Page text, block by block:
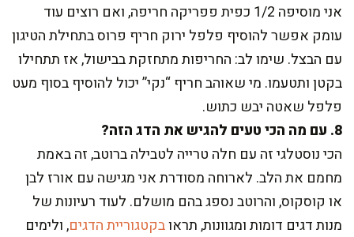
אני מוסיפה 1/2 כפית פפריקה חריפה, ואם רוצים עוד
עומק אפשר להוסיף פלפל ירוק חריף פרוס בתחילת הטיגון
עם הבצל. שימו לב: החריפות מתחזקת בבישול, אז תתחילו
בקטן ותטעמו. מי שאוהב חריף “נקי” יכול להוסיף בסוף מעט
פלפל שאטה יבש כתוש.
8. עם מה הכי טעים להגיש את הדג הזה?
הכי נוסטלגי זה עם חלה טרייה לטבילה ברוטב, זה באמת
מחמם את הלב. לארוחה מסודרת אני מגישה עם אורז לבן
או קוסקוס, והרוטב נספג בהם מושלם. לעוד רעיונות של
מנות דגים דומות ומגוונות, תראובקטגוריית הדגים, ולימים